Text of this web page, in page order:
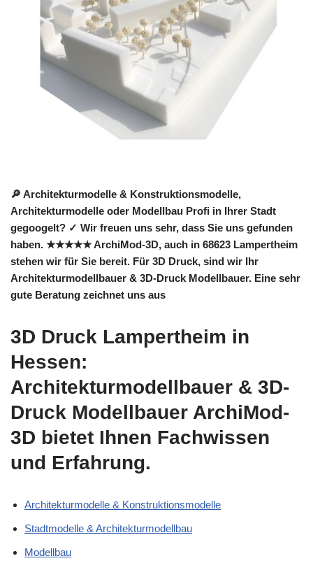
🔎 Architekturmodelle & Konstruktionsmodelle,
Architekturmodelle oder Modellbau Profi in Ihrer Stadt
gegoogelt? ✓ Wir freuen uns sehr, dass Sie uns gefunden
haben. ★★★★★ ArchiMod-3D, auch in 68623 Lampertheim
stehen wir für Sie bereit. Für 3D Druck, sind wir Ihr
Architekturmodellbauer & 3D-Druck Modellbauer. Eine sehr
gute Beratung zeichnet uns aus
3D Druck Lampertheim in
Hessen:
Architekturmodellbauer & 3D-
Druck Modellbauer ArchiMod-
3D bietet Ihnen Fachwissen
und Erfahrung.
Architekturmodelle & Konstruktionsmodelle
Stadtmodelle & Architekturmodellbau
Modellbau